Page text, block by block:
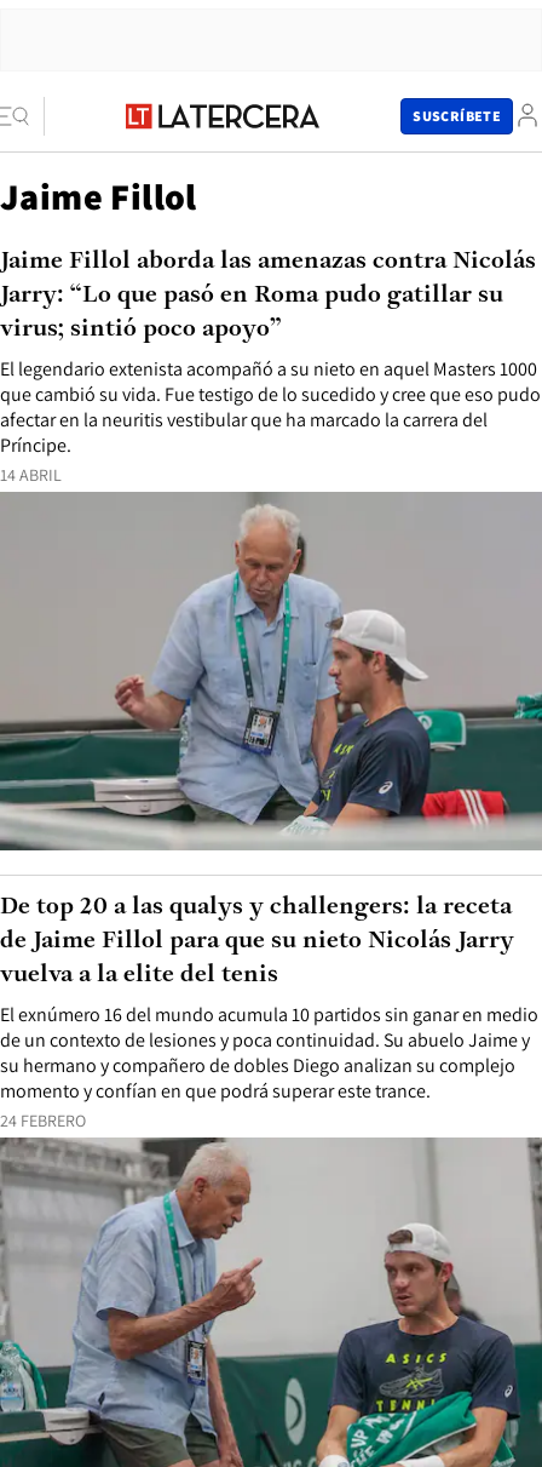
SUSCRÍBETE
Jaime Fillol
14 ABRIL
El legendario extenista acompañó a su nieto en aquel Masters 1000
que cambió su vida. Fue testigo de lo sucedido y cree que eso pudo
afectar en la neuritis vestibular que ha marcado la carrera del
Príncipe.
Jaime Fillol aborda las amenazas contra Nicolás
Jarry: “Lo que pasó en Roma pudo gatillar su
virus; sintió poco apoyo”
24 FEBRERO
El exnúmero 16 del mundo acumula 10 partidos sin ganar en medio
de un contexto de lesiones y poca continuidad. Su abuelo Jaime y
su hermano y compañero de dobles Diego analizan su complejo
momento y confían en que podrá superar este trance.
De top 20 a las qualys y challengers: la receta
de Jaime Fillol para que su nieto Nicolás Jarry
vuelva a la elite del tenis